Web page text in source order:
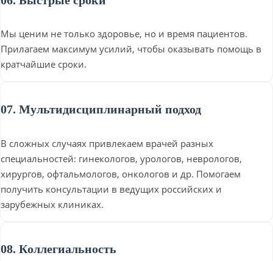
Мы ценим не только здоровье, но и время пациентов.
Прилагаем максимум усилий, чтобы оказывать помощь в
кратчайшие сроки.
07. Мультидисциплинарный подход
В сложных случаях привлекаем врачей разных
специальностей: гинекологов, урологов, неврологов,
хирургов, офтальмологов, онкологов и др. Помогаем
получить консультации в ведущих российских и
зарубежных клиниках.
08. Коллегиальность